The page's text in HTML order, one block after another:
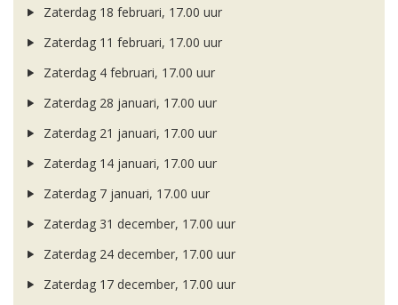
Zaterdag 18 februari, 17.00 uur
Zaterdag 11 februari, 17.00 uur
Zaterdag 4 februari, 17.00 uur
Zaterdag 28 januari, 17.00 uur
Zaterdag 21 januari, 17.00 uur
Zaterdag 14 januari, 17.00 uur
Zaterdag 7 januari, 17.00 uur
Zaterdag 31 december, 17.00 uur
Zaterdag 24 december, 17.00 uur
Zaterdag 17 december, 17.00 uur